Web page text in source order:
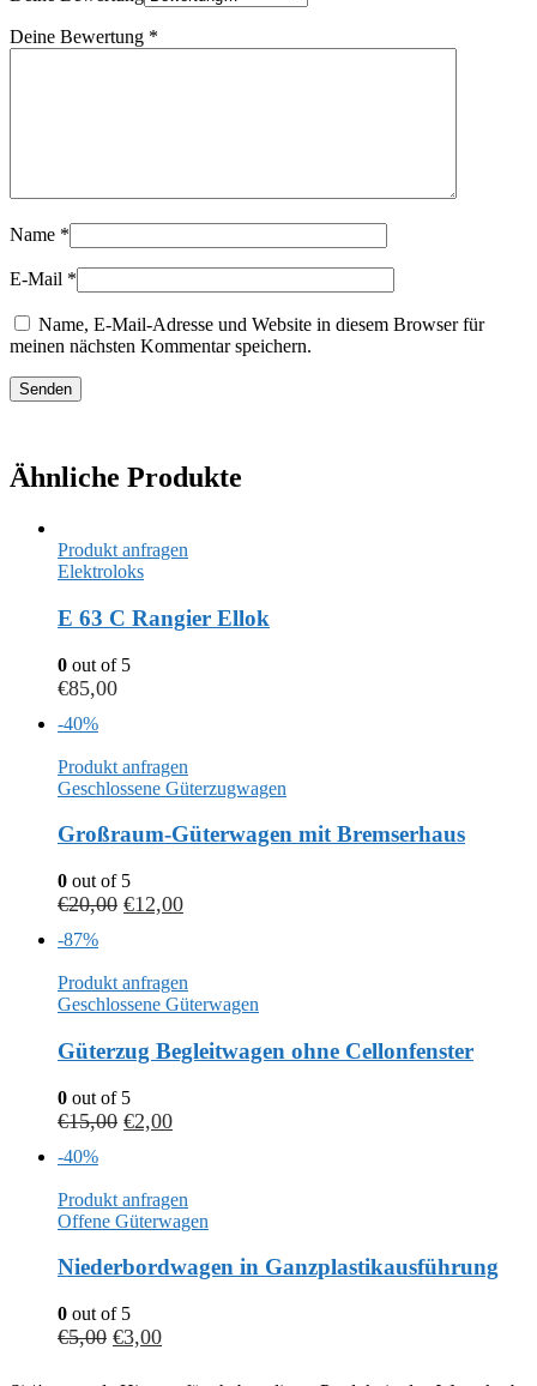
Deine Bewertung *
Name *
E-Mail *
Name, E-Mail-Adresse und Website in diesem Browser für
meinen nächsten Kommentar speichern.
Ähnliche Produkte
Produkt anfragen
Elektroloks
E 63 C Rangier Ellok
0 out of 5
€85,00
-40%
Produkt anfragen
Geschlossene Güterzugwagen
Großraum-Güterwagen mit Bremserhaus
0 out of 5
€20,00 €12,00
-87%
Produkt anfragen
Geschlossene Güterwagen
Güterzug Begleitwagen ohne Cellonfenster
0 out of 5
€15,00 €2,00
-40%
Produkt anfragen
Offene Güterwagen
Niederbordwagen in Ganzplastikausführung
0 out of 5
€5,00 €3,00